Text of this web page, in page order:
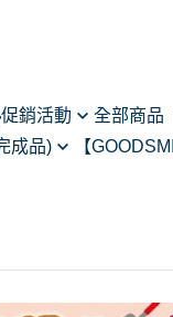
促銷活動 全部商品
成品) 【
POP UP
黏土人/黏土娃